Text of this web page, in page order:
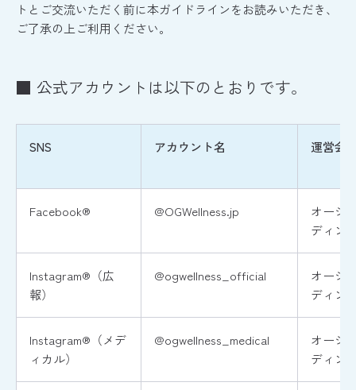
トとご交流いただく前に本ガイドラインをお読みいただき、
ご了承の上ご利用ください。
■ 公式アカウントは以下のとおりです。
SNS アカウント名 運営会
Facebook® @OGWellness.jp
オージ
ディン
Instagram®（広
報）
@ogwellness_official
オージ
ディン
Instagram®（メデ
ィカル）
@ogwellness_medical
オージ
ディン